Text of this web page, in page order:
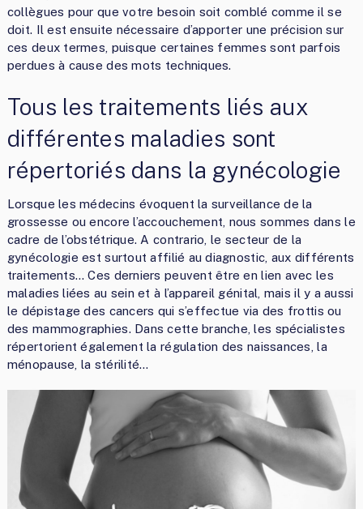
collègues pour que votre besoin soit comblé comme il se
doit. Il est ensuite nécessaire d’apporter une précision sur
ces deux termes, puisque certaines femmes sont parfois
perdues à cause des mots techniques.
Tous les traitements liés aux
différentes maladies sont
répertoriés dans la gynécologie
Lorsque les médecins évoquent la surveillance de la
grossesse ou encore l’accouchement, nous sommes dans le
cadre de l’obstétrique. A contrario, le secteur de la
gynécologie est surtout affilié au diagnostic, aux différents
traitements… Ces derniers peuvent être en lien avec les
maladies liées au sein et à l’appareil génital, mais il y a aussi
le dépistage des cancers qui s’effectue via des frottis ou
des mammographies. Dans cette branche, les spécialistes
répertorient également la régulation des naissances, la
ménopause, la stérilité…